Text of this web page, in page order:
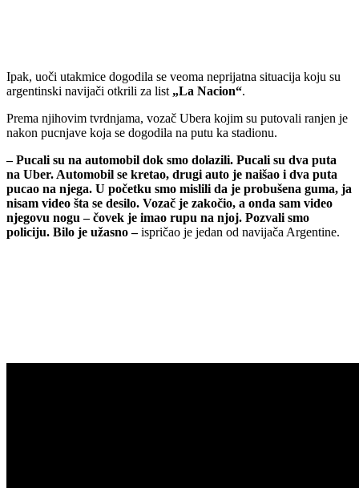
Ipak, uoči utakmice dogodila se veoma neprijatna situacija koju su
argentinski navijači otkrili za list „La Nacion“.
Prema njihovim tvrdnjama, vozač Ubera kojim su putovali ranjen je
nakon pucnjave koja se dogodila na putu ka stadionu.
– Pucali su na automobil dok smo dolazili. Pucali su dva puta
na Uber. Automobil se kretao, drugi auto je naišao i dva puta
pucao na njega. U početku smo mislili da je probušena guma, ja
nisam video šta se desilo. Vozač je zakočio, a onda sam video
njegovu nogu – čovek je imao rupu na njoj. Pozvali smo
policiju. Bilo je užasno –ispričao je jedan od navijača Argentine.